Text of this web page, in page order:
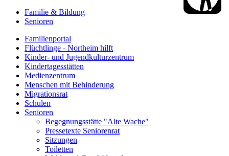
Familie & Bildung
Senioren
Familienportal
Flüchtlinge - Northeim hilft
Kinder- und Jugendkulturzentrum
Kindertagesstätten
Medienzentrum
Menschen mit Behinderung
Migrationsrat
Schulen
Senioren
Begegnungsstätte "Alte Wache"
Pressetexte Seniorenrat
Sitzungen
Toiletten